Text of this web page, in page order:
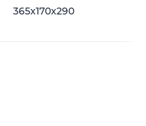
365x170x290